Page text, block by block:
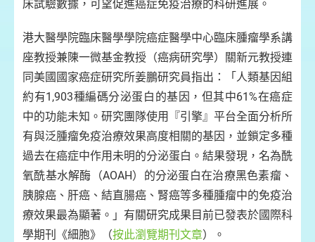
床試驗數據，可望促進癌症免疫治療的科研進展。
港大醫學院臨床醫學學院癌症醫學中心臨床腫瘤學系講
座教授兼陳一微基金教授（癌病研究學）關新元教授連
同美國國家癌症研究所姜鵬研究員指出：「人類基因組
約有1,903種編碼分泌蛋白的基因，但其中61%在癌症
中的功能未知。研究團隊使用『引擎』平台全面分析所
有與泛腫瘤免疫治療效果高度相關的基因，並鎖定多種
過去在癌症中作用未明的分泌蛋白。結果發現，名為酰
氧酰基水解酶（AOAH）的分泌蛋白在治療黑色素瘤、
胰腺癌、肝癌、結直腸癌、腎癌等多種腫瘤中的免疫治
療效果最為顯著。」有關研究成果目前已發表於國際科
學期刊《細胞》（按此瀏覽期刊文章）。